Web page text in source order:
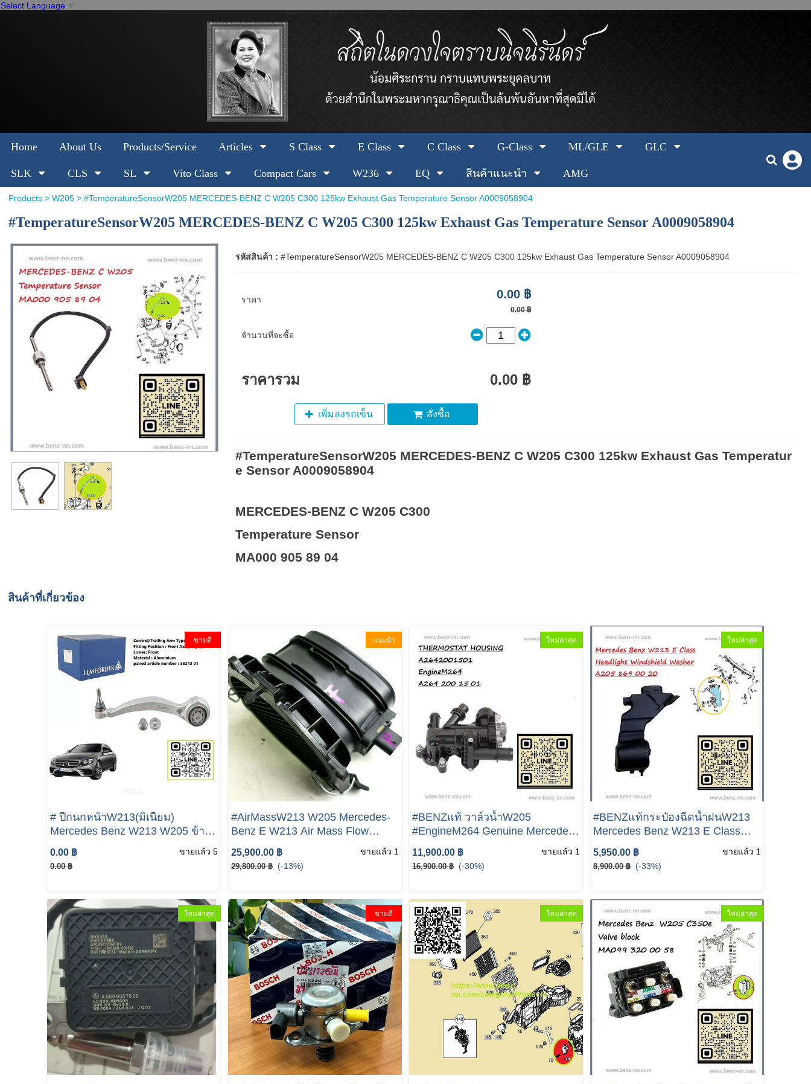
Select Language
Home About Us Products/Service Articles S Class E Class C Class G-Class ML/GLE GLC
SLK CLS SL Vito Class Compact Cars W236 EQ สินค้าแนะนำ AMG
Products> W205> #TemperatureSensorW205 MERCEDES-BENZ C W205 C300 125kw Exhaust Gas Temperature Sensor A0009058904
#TemperatureSensorW205 MERCEDES-BENZ C W205 C300 125kw Exhaust Gas Temperature Sensor A0009058904
รหัสสินค้า : #TemperatureSensorW205 MERCEDES-BENZ C W205 C300 125kw Exhaust Gas Temperature Sensor A0009058904
ราคา 0.00 ฿
0.00 ฿
จำนวนที่จะซื้อ
ราคารวม 0.00 ฿
เพิ่มลงรถเข็น สั่งซื้อ
#TemperatureSensorW205 MERCEDES-BENZ C W205 C300 125kw Exhaust Gas Temperatur
e Sensor A0009058904
MERCEDES-BENZ C W205 C300
Temperature Sensor
MA000 905 89 04
สินค้าที่เกี่ยวข้อง
ขายดี
# ปีกนกหน้าW213(มิเนียม)
Mercedes Benz W213 W205 ข้าง
ขวา Lemforder #38214 01 019
(2053301605) ปีกนกล่างW213(อลู
มีเนียม) (คู่ ซ้าย+ขวา) W205 W213
0.00 ฿
0.00 ฿
ขายแล้ว 5
แนะนำ
#AirMassW213 W205 Mercedes-
Benz E W213 Air Mass Flow
Sensor A6540900048 Genuine
25,900.00 ฿
29,800.00 ฿ (-13%)
ขายแล้ว 1
ใหม่ล่าสุด
#BENZแท้ วาล์วน้ำW205
#EngineM264 Genuine Mercedes-
Benz W205 THERMOSTAT
HOUSING A2642001501 BENZแท้
วาล์วน้ำ เครื่องM264
11,900.00 ฿
16,900.00 ฿ (-30%)
ขายแล้ว 1
ใหม่ล่าสุด
#BENZแท้กระป๋องฉีดน้ำฝนW213
Mercedes Benz W213 E Class
W205 W253 เบอร์ MA205 869 00
20 Mercedes-Benz Windshield
Washer Fluid Reservoir A205 869
5,950.00 ฿
8,900.00 ฿ (-33%)
ขายแล้ว 1
ใหม่ล่าสุด ขายดี ใหม่ล่าสุด ใหม่ล่าสุด